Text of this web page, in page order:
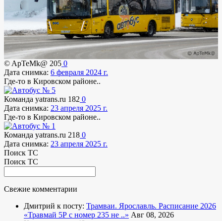
© ApTeMk@ 205 0
Дата снимка: 6 февраля 2024 г.
Где-то в Кировском районе..
Команда yatrans.ru 182 0
Дата снимка: 23 апреля 2025 г.
Где-то в Кировском районе..
Команда yatrans.ru 218 0
Дата снимка: 23 апреля 2025 г.
Поиск ТС
Поиск ТС
Свежие комментарии
Дмитрий к посту: Трамваи. Ярославль. Расписание 2026
«Травмай 5Р с номер 235 не ..» Авг 08, 2026